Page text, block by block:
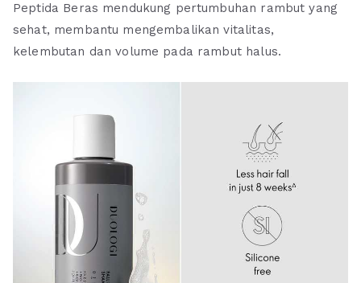
Peptida Beras mendukung pertumbuhan rambut yang
sehat, membantu mengembalikan vitalitas,
kelembutan dan volume pada rambut halus.